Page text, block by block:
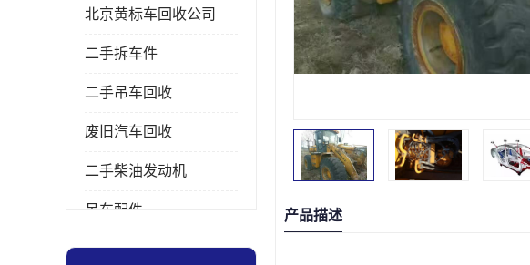
北京黄标车回收公司
二手拆车件
二手吊车回收
废旧汽车回收
二手柴油发动机
吊车配件
挖掘机拆车件
产品描述